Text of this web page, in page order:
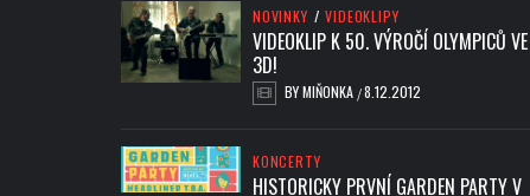
NOVINKY / VIDEOKLIPY
VIDEOKLIP K 50. VÝROČÍ OLYMPICŮ VE
3D!
BYMIŇONKA /8.12.2012
KONCERTY
HISTORICKY PRVNÍ GARDEN PARTY V